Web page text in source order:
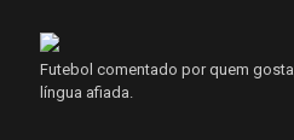
Futebol comentado por quem
língua afiada.